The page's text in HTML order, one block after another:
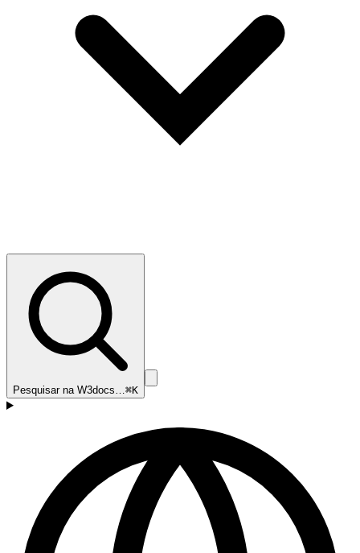
Pesquisar na W3docs…⌘K